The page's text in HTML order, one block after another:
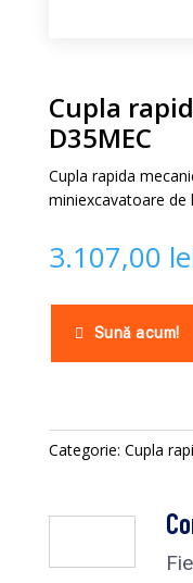
Cupla
D35MEC
Cupla rapida
miniexcavatoare de
3.107,00
Sună acum!
Categorie: Cupla